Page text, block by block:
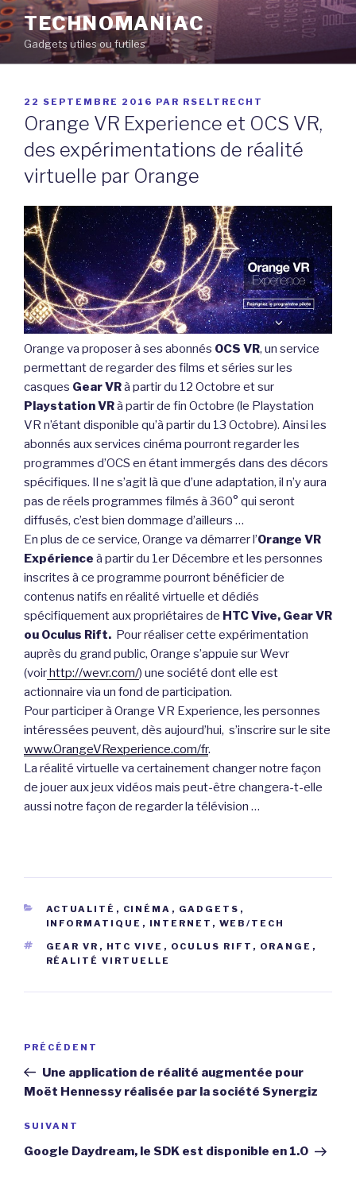
Aller
au
contenu
principal
TECHNOMANIAC
Gadgets utiles ou futiles
PUBLIÉ
LE
22 SEPTEMBRE 2016 PAR RSELTRECHT
Orange VR Experience et OCS VR,
des expérimentations de réalité
virtuelle par Orange
Orange va proposer à ses abonnés OCS VR, un service
permettant de regarder des films et séries sur les
casques Gear VRà partir du 12 Octobre et sur
Playstation VRà partir de fin Octobre (le Playstation
VR n’étant disponible qu’à partir du 13 Octobre). Ainsi les
abonnés aux services cinéma pourront regarder les
programmes d’OCS en étant immergés dans des décors
spécifiques. Il ne s’agit là que d’une adaptation, il n’y aura
pas de réels programmes filmés à 360° qui seront
diffusés, c’est bien dommage d’ailleurs …
En plus de ce service, Orange va démarrer l’Orange VR
Expérience à partir du 1er Décembre et les personnes
inscrites à ce programme pourront bénéficier de
contenus natifs en réalité virtuelle et dédiés
spécifiquement aux propriétaires de HTC Vive, Gear VR
ou Oculus Rift. Pour réaliser cette expérimentation
auprès du grand public, Orange s’appuie sur Wevr
(voirhttp://wevr.com/) une société dont elle est
actionnaire via un fond de participation.
Pour participer à Orange VR Experience, les personnes
intéressées peuvent, dès aujourd’hui, s’inscrire sur le site
www.OrangeVRexperience.com/fr.
La réalité virtuelle va certainement changer notre façon
de jouer aux jeux vidéos mais peut-être changera-t-elle
aussi notre façon de regarder la télévision …
CATÉGORIES
ACTUALITÉ , CINÉMA , GADGETS ,
INFORMATIQUE , INTERNET , WEB/TECH
ÉTIQUETTES
GEAR VR , HTC VIVE , OCULUS RIFT , ORANGE ,
RÉALITÉ VIRTUELLE
Navigation
l’article
Article
précédent
PRÉCÉDENT
Une application de réalité augmentée pour
Moët Hennessy réalisée par la société Synergiz
Article
suivant
SUIVANT
Google Daydream, le SDK est disponible en 1.0